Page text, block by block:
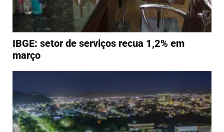
IBGE: setor de serviços recua 1,2% em
março